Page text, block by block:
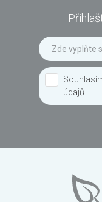
údajů